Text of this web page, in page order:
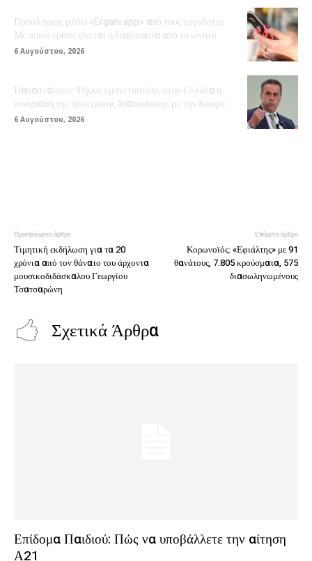
Προσλήψεις μέσω «Ergani app» από τους εργοδότες:
Με ποιον τρόπο γίνεται η διαδικασία από το κινητό
6 Αυγούστου, 2026
Παπασταύρου: Ψήφος εμπιστοσύνης στην Ελλάδα η
υπογραφή της ηλεκτρικής διασύνδεσης με την Κύπρο
6 Αυγούστου, 2026
Προηγούμενο άρθρο
Τιμητική εκδήλωση για τα 20
χρόνια από τον θάνατο του άρχοντα
μουσικοδιδάσκαλου Γεωργίου
Τσατσαρώνη
Επόμενο άρθρο
Κορωνοϊός: «Εφιάλτης» με 91
θανάτους, 7.805 κρούσματα, 575
διασωληνωμένους
Σχετικά Άρθρα
Επίδομα Παιδιού: Πώς να υποβάλλετε την αίτηση
Α21